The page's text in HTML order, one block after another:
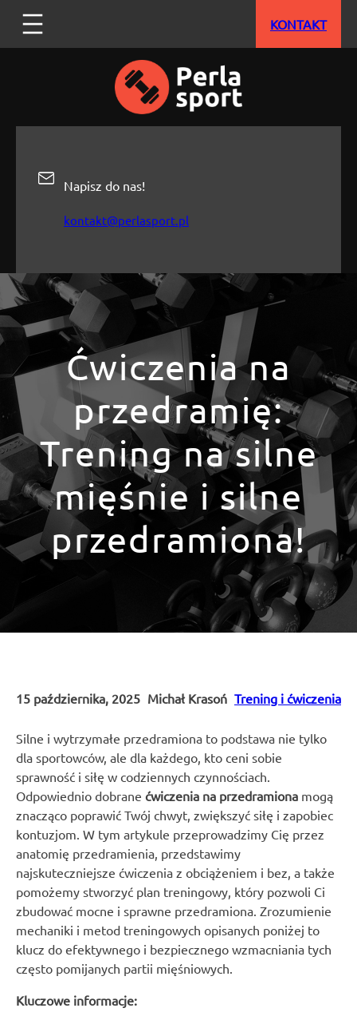
treści
KONTAKT
Napisz do nas!
kontakt@perlasport.pl
Ćwiczenia na
przedramię:
Trening na silne
mięśnie i silne
przedramiona!
15 października, 2025 Michał Krasoń Trening i ćwiczenia
Silne i wytrzymałe przedramiona to podstawa nie tylko
dla sportowców, ale dla każdego, kto ceni sobie
sprawność i siłę w codziennych czynnościach.
Odpowiednio dobrane ćwiczenia na przedramiona mogą
znacząco poprawić Twój chwyt, zwiększyć siłę i zapobiec
kontuzjom. W tym artykule przeprowadzimy Cię przez
anatomię przedramienia, przedstawimy
najskuteczniejsze ćwiczenia z obciążeniem i bez, a także
pomożemy stworzyć plan treningowy, który pozwoli Ci
zbudować mocne i sprawne przedramiona. Zrozumienie
mechaniki i metod treningowych opisanych poniżej to
klucz do efektywnego i bezpiecznego wzmacniania tych
często pomijanych partii mięśniowych.
Kluczowe informacje: